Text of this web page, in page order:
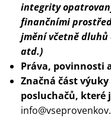
integrity
finančními
jmění včetně
atd.)
Práva, povinnosti
Značná část
posluchačů, které